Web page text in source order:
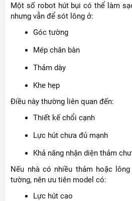
Một số robot hút bụi có thể làm
nhưng vẫn để sót lông ở:
Góc tường
Mép chân bàn
Thảm dày
Khe hẹp
Điều này thường liên quan đến:
Thiết kế chổi cạnh
Lực hút chưa đủ mạnh
Khả năng nhận diện thảm
Nếu nhà có nhiều thảm hoặc
tường, nên ưu tiên model có:
Lực hút cao